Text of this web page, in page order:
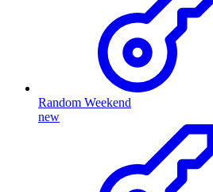
Random Weekend
new